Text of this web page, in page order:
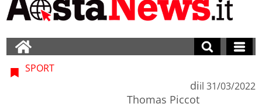
SPORT
di
Thomas Piccot
il 31/03/2022